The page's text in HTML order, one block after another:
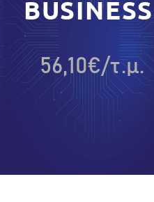
BUSINESS
56,10€/τ.μ.